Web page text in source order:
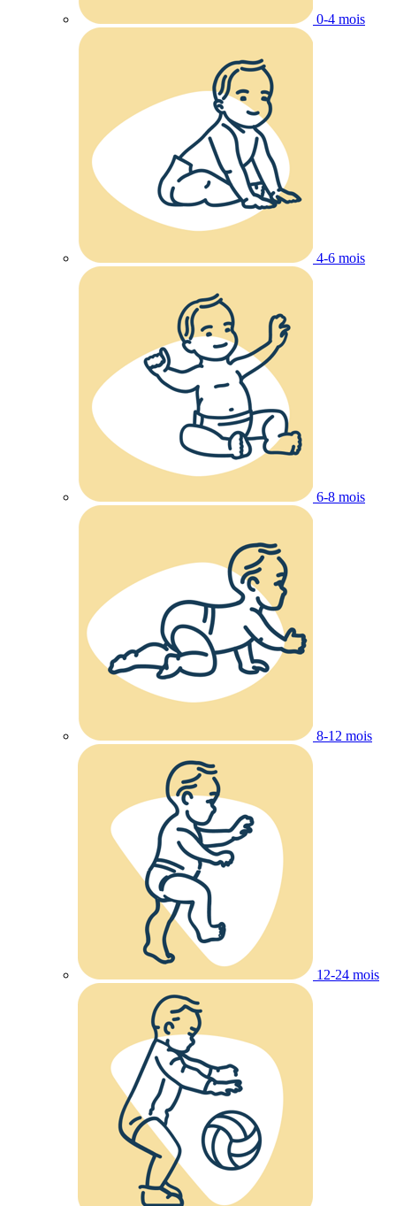
0-4 mois
4-6 mois
6-8 mois
8-12 mois
12-24 mois